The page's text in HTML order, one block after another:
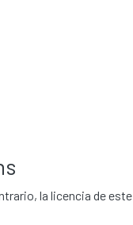
la licencia de